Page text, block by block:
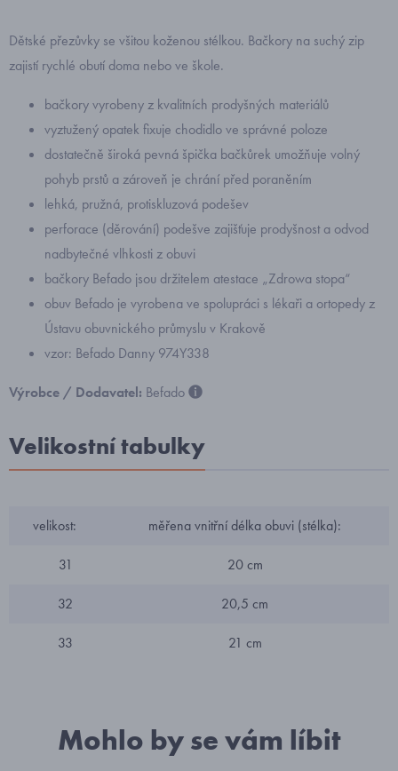
Dětské přezůvky se všitou koženou stélkou. Bačkory na suchý zip
zajistí rychlé obutí doma nebo ve škole.
bačkory vyrobeny z kvalitních prodyšných materiálů
vyztužený opatek fixuje chodidlo ve správné poloze
dostatečně široká pevná špička bačkůrek umožňuje volný
pohyb prstů a zároveň je chrání před poraněním
lehká, pružná, protiskluzová podešev
perforace (děrování) podešve zajišťuje prodyšnost a odvod
nadbytečné vlhkosti z obuvi
bačkory Befado jsou držitelem atestace „Zdrowa stopa“
obuv Befado je vyrobena ve spolupráci s lékaři a ortopedy z
Ústavu obuvnického průmyslu v Krakově
vzor: Befado Danny 974Y338
Výrobce / Dodavatel: Befado
Velikostní tabulky
velikost: měřena vnitřní délka obuvi (stélka):
31 20 cm
32 20,5 cm
33 21 cm
Mohlo by se vám líbit